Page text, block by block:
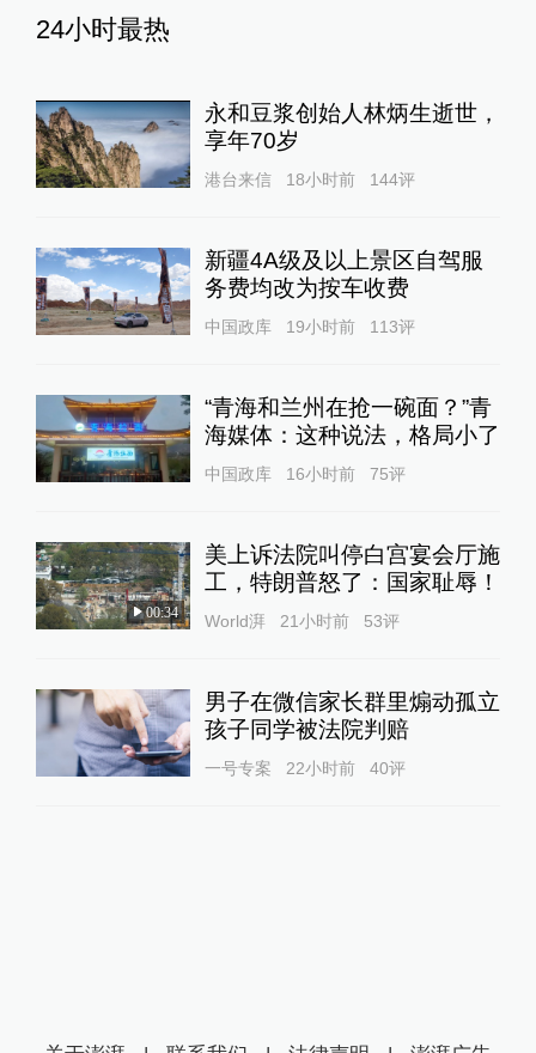
24小时最热
永和豆浆创始人林炳生逝世，
享年70岁
港台来信 18小时前 144评
新疆4A级及以上景区自驾服
务费均改为按车收费
中国政库 19小时前 113评
“青海和兰州在抢一碗面？”青
海媒体：这种说法，格局小了
中国政库 16小时前 75评
00:34
美上诉法院叫停白宫宴会厅施
工，特朗普怒了：国家耻辱！
World湃 21小时前 53评
男子在微信家长群里煽动孤立
孩子同学被法院判赔
一号专案 22小时前 40评